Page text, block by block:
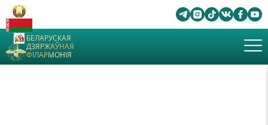
БЕЛАРУСКАЯ
ДЗЯРЖАЎНАЯ
ФІЛАРМОНІЯ